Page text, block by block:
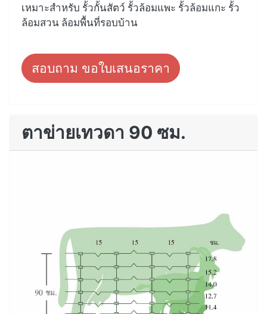
เหมาะสำหรับ รั้วกั้นสัตว์ รั้วล้อมแพะ รั้วล้อมแกะ รั้ว
ล้อมสวน ล้อมพื้นที่รอบบ้าน
สอบถาม ขอใบเสนอราคา
ตาข่ายเทวดา 90 ซม.